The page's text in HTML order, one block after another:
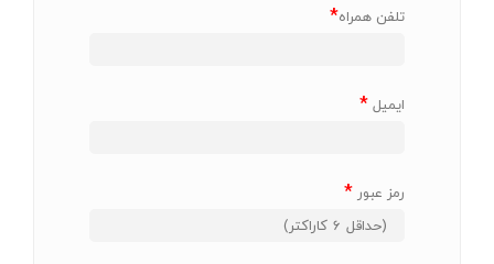
تلفن همراه*
ایمیل*
رمز عبور *